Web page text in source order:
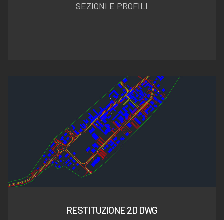
SEZIONI E PROFILI
RESTITUZIONE 2D DWG